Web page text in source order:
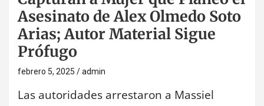
Asesinato de Alex Olmedo Soto
Arias; Autor Material Sigue
Prófugo
febrero 5, 2025 admin
Las autoridades arrestaron a Massiel